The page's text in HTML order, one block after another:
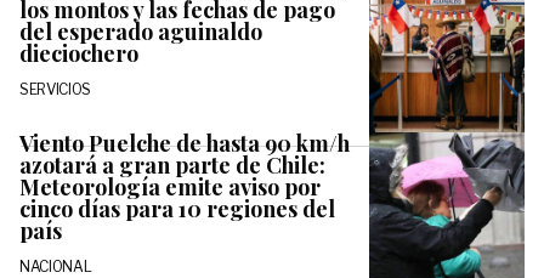
los montos y las fechas de pago
del esperado aguinaldo
dieciochero
SERVICIOS
Viento Puelche de hasta 90 km/h
azotará a gran parte de Chile:
Meteorología emite aviso por
cinco días para 10 regiones del
país
NACIONAL